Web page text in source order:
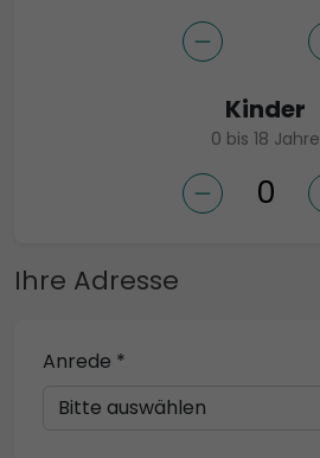
Kinder
0 bis 18 Jahre
Ihre Adresse
Anrede *